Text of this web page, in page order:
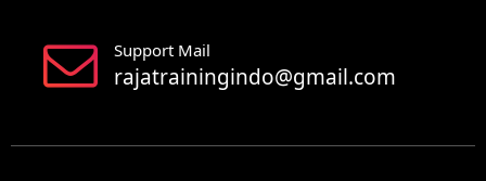
Support Mail
rajatrainingindo@gmail.com